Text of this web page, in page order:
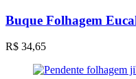
Buque Folhagem
R$ 34,65